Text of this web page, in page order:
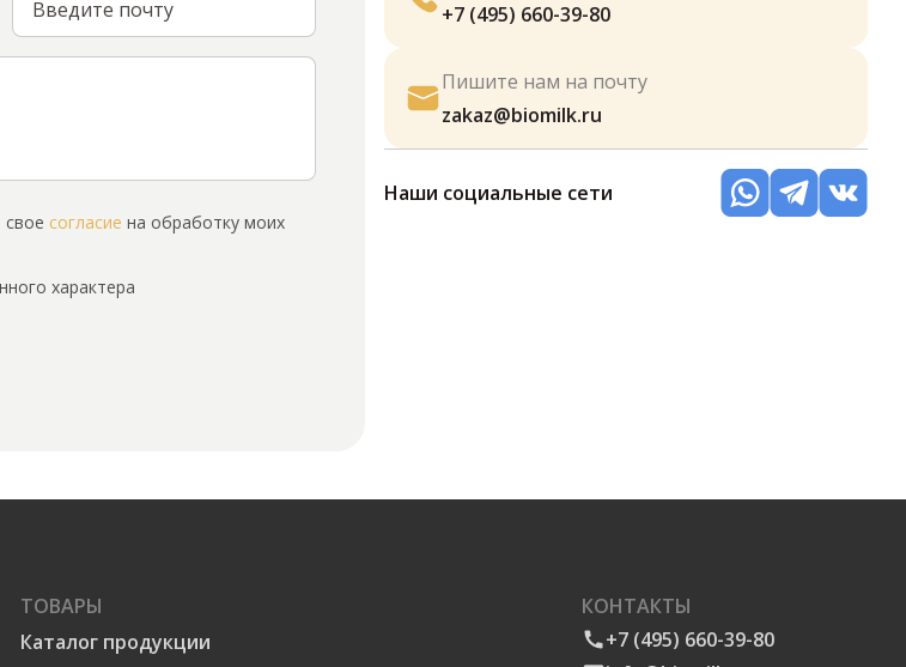
согласие на обработку моих
характера
+7 (495) 660-39-80
Пишите нам на почту
zakaz@biomilk.ru
Наши социальные сети
ТОВАРЫ
Каталог продукции
КОНТАКТЫ
+7 (495) 660-39-80